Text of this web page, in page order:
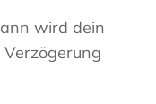
wird dein